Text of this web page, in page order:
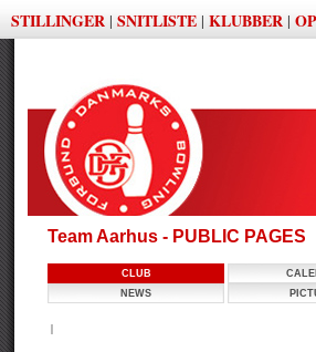
STILLINGER | SNITLISTE | KLUBBER |
Team Aarhus - PUBLIC PAGES
CLUB
NEWS
|